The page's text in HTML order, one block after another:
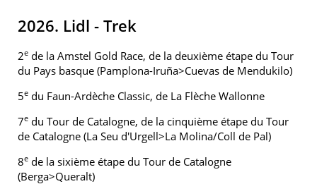
2026. Lidl - Trek
2e de la Amstel Gold Race, de la deuxième étape du Tour
du Pays basque (Pamplona-Iruña>Cuevas de Mendukilo)
5e du Faun-Ardèche Classic, de La Flèche Wallonne
7e du Tour de Catalogne, de la cinquième étape du Tour
de Catalogne (La Seu d'Urgell>La Molina/Coll de Pal)
8e de la sixième étape du Tour de Catalogne
(Berga>Queralt)